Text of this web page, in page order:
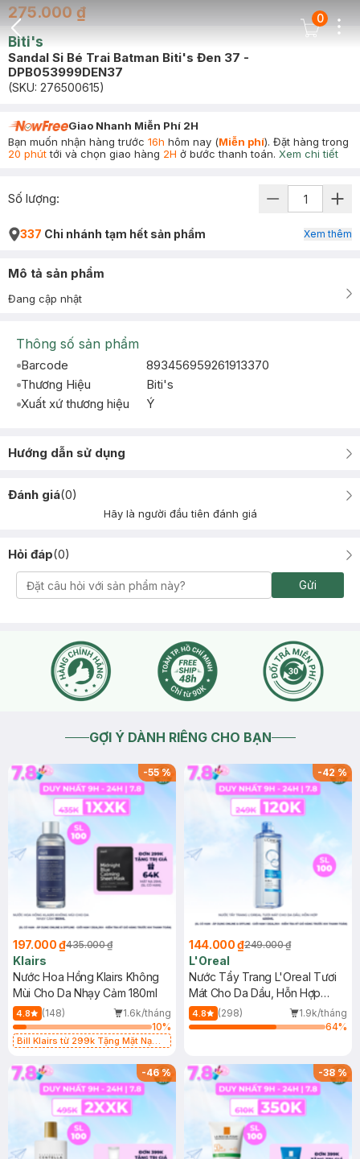
Back Icon
Cart Icon
0
275.000 ₫
Biti's
Sandal Si Bé Trai Batman Biti's Đen 37 -
DPB053999DEN37
(SKU: 276500615)
Giao Nhanh Miễn Phí 2H
Bạn muốn nhận hàng trước 16h hôm nay (Miễn phí). Đặt hàng trong
20 phúttới và chọn giao hàng 2H ở bước thanh toán. Xem chi tiết
Số lượng:
337 Chi nhánh tạm hết sản phẩm Xem thêm
Mô tả sản phẩm
Đang cập nhật
Thông số sản phẩm
Barcode
893456959261913370
Thương Hiệu
Biti's
Xuất xứ thương hiệu
Ý
Hướng dẫn sử dụng
Đánh giá(0)
Hãy là người đầu tiên đánh giá
Hỏi đáp(0)
Gửi
GỢI Ý DÀNH RIÊNG CHO BẠN
-55%
197.000 ₫435.000 ₫
Klairs
Nước Hoa Hồng Klairs Không
Mùi Cho Da Nhạy Cảm 180ml
4.8 (148)
1.6k/tháng
10%
Bill Klairs từ 299k Tặng Mặt Nạ
25ml (SL Có Hạn)
-42%
144.000 ₫249.000 ₫
L'Oreal
Nước Tẩy Trang L'Oreal Tươi
Mát Cho Da Dầu, Hỗn Hợp
400ml
4.8 (298)
1.9k/tháng
64%
-46% -38%